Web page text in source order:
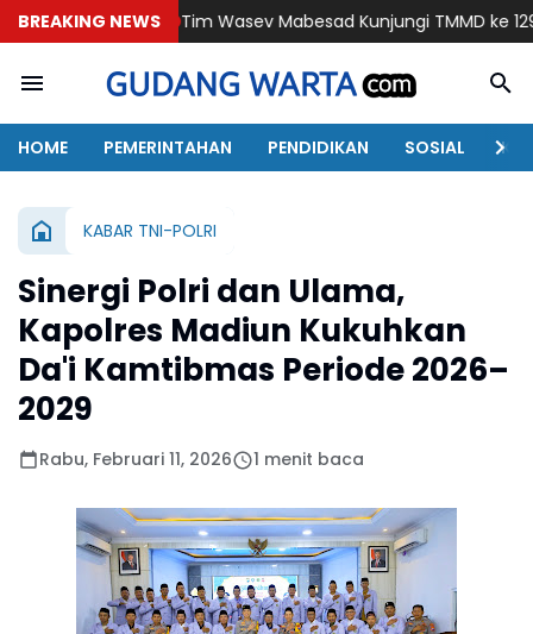
BREAKING NEWS
Tim Wasev Mabesad Kunjungi TMMD ke 129 Bulu Lor
HOME PEMERINTAHAN PENDIDIKAN SOSIAL
KABAR TNI-POLRI
Sinergi Polri dan Ulama,
Kapolres Madiun Kukuhkan
Da'i Kamtibmas Periode 2026–
2029
Rabu, Februari 11, 2026 1 menit baca